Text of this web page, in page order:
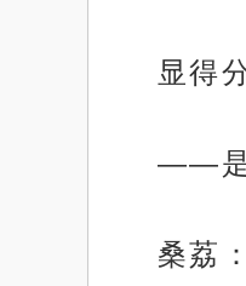
显得
——是
桑荔